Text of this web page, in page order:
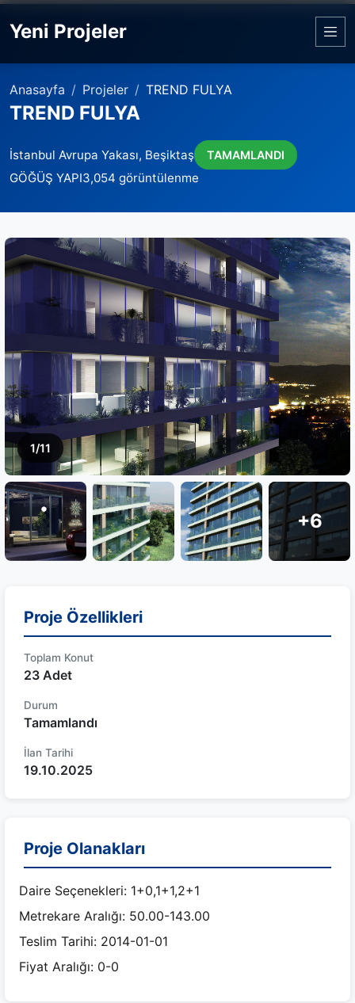
Yeni Projeler
Anasayfa Projeler TREND FULYA
TREND FULYA
İstanbul Avrupa Yakası, Beşiktaş TAMAMLANDI
GÖĞÜŞ YAPI3,054 görüntülenme
1/11
+6
Proje Özellikleri
Toplam Konut
23 Adet
Durum
Tamamlandı
İlan Tarihi
19.10.2025
Proje Olanakları
Daire Seçenekleri: 1+0,1+1,2+1
Metrekare Aralığı: 50.00-143.00
Teslim Tarihi: 2014-01-01
Fiyat Aralığı: 0-0